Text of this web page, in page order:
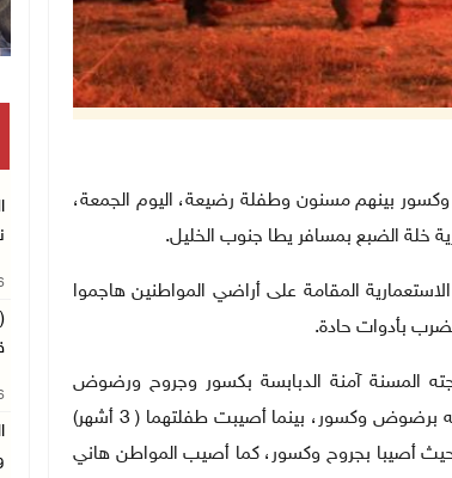
وكسور بينهم مسنون وطفلة رضيعة، اليوم الجمعة،
خلة الضبع بمسافر يطا جنوب الخليل.
المقامة على أراضي المواطنين هاجموا
بأدوات حادة.
المسنة آمنة الدبابسة بكسور وجروح ورضوض
بالرأس، والمواطن عباس الدبابسة بجروح جراء طعنه بسكين، وزوجته برضوض وكسور، بينما أصيبت طفلتهما ( 3 أشهر)
حيث أصيبا بجروح وكسور، كما أصيب المواطن هاني
وقفة بغزة